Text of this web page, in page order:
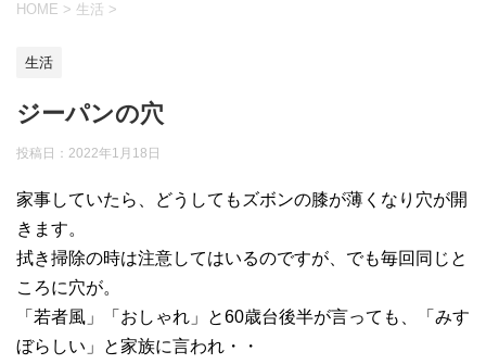
HOME > 生活 >
生活
ジーパンの穴
投稿日： 2022年1月18日
家事していたら、どうしてもズボンの膝が薄くなり穴が開
きます。
拭き掃除の時は注意してはいるのですが、でも毎回同じと
ころに穴が。
「若者風」「おしゃれ」と60歳台後半が言っても、「みす
ぼらしい」と家族に言われ・・